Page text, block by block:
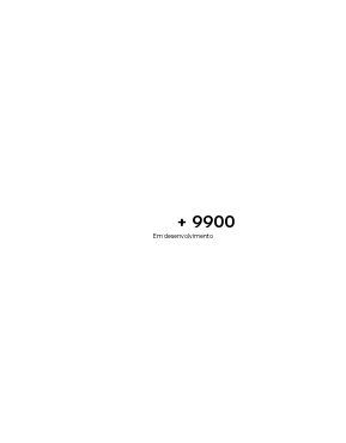
+ 9900
Em desenvolvimento